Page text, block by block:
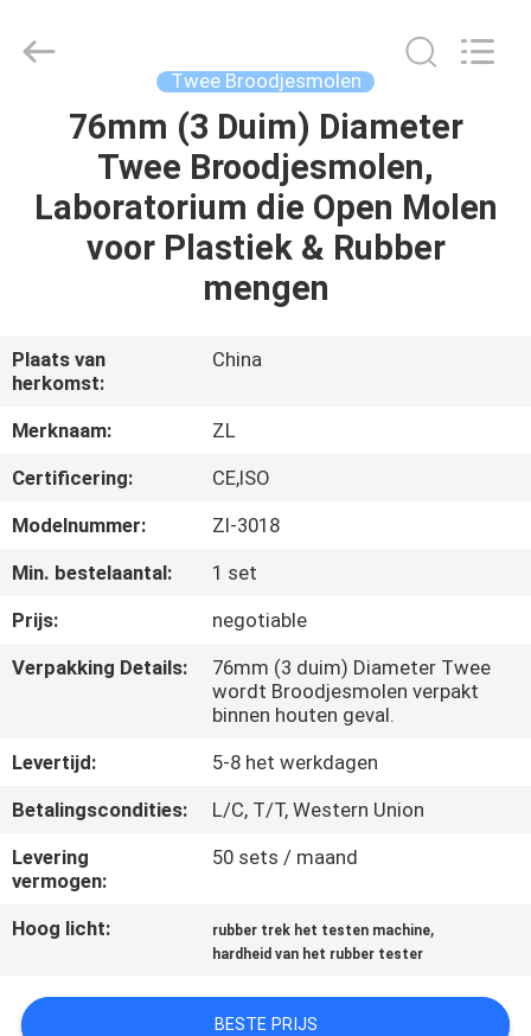
HUIS
PRODUCTEN
ONGEVEER
ONS
FABRIEKSREIS
KWALITEITSCONTROLE
CONTACTEER
ONS
VERZOEK
OM EEN
CITAAT
SHOW
Technology
Twee Broodjesmolen
76mm (3 Duim) Diameter
Twee Broodjesmolen,
Laboratorium die Open Molen
voor Plastiek & Rubber
mengen
Plaats van
herkomst:
China
Merknaam:
ZL
Certificering:
CE,ISO
Modelnummer:
Zl-3018
Min. bestelaantal:
1 set
Prijs:
negotiable
Verpakking Details:
76mm (3 duim) Diameter Twee
wordt Broodjesmolen verpakt
binnen houten geval.
Levertijd:
5-8 het werkdagen
Betalingscondities:
L/C, T/T, Western Union
Levering
vermogen:
50 sets / maand
Hoog licht: rubber trek het testen machine,
hardheid van het rubber tester
BESTE PRIJS